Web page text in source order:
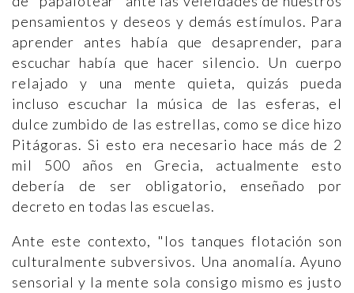
pensamientos y deseos y demás estímulos. Para
aprender antes había que desaprender, para
escuchar había que hacer silencio. Un cuerpo
relajado y una mente quieta, quizás pueda
incluso escuchar la música de las esferas, el
dulce zumbido de las estrellas, como se dice hizo
Pitágoras. Si esto era necesario hace más de 2
mil 500 años en Grecia, actualmente esto
debería de ser obligatorio, enseñado por
decreto en todas las escuelas.
Ante este contexto, "los tanques flotación son
culturalmente subversivos. Una anomalía. Ayuno
sensorial y la mente sola consigo mismo es justo